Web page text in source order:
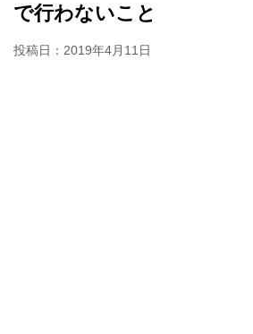
で行わないこと
投稿日： 2019年4月11日